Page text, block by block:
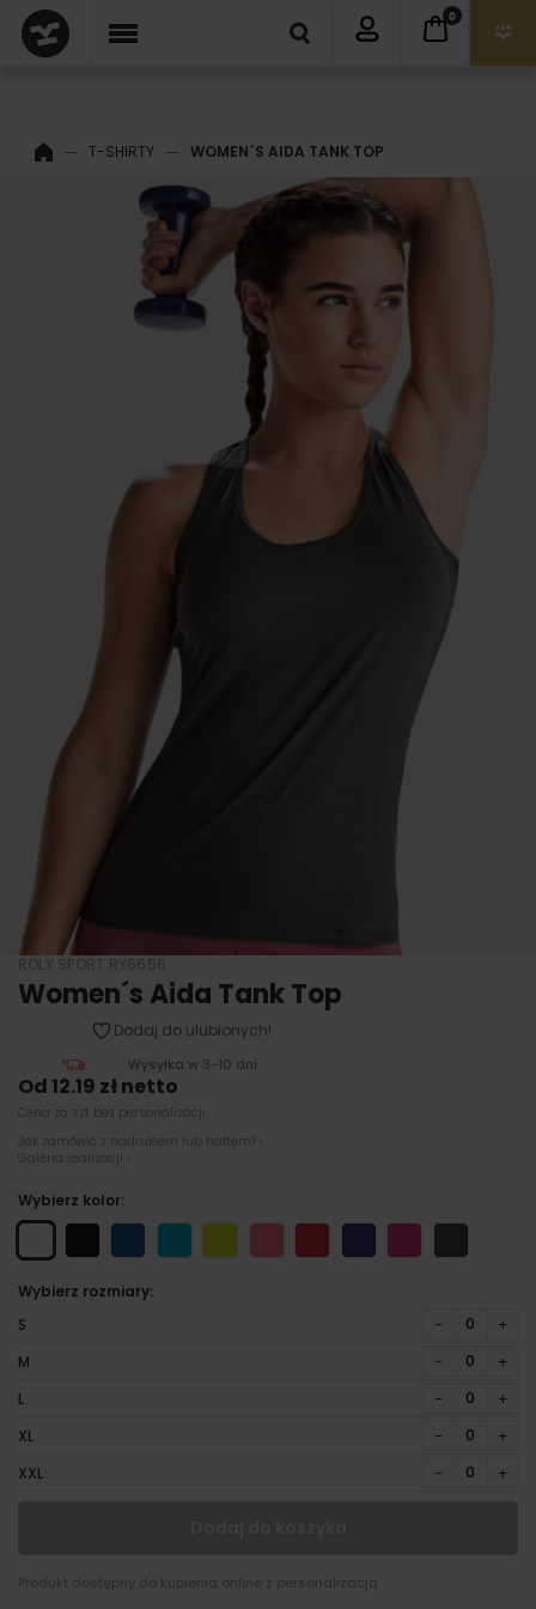
0
T-SHIRTY WOMEN´S AIDA TANK TOP
ROLY SPORT RY6656
Women´s Aida Tank Top
Dodaj do ulubionych!
Wysyłka w 3-10 dni
Od 12.19 zł netto
Cena za szt bez personalizacji
Jak zamówić z nadrukiem lub haftem? ›
Galeria realizacji ›
Wybierz kolor:
Wybierz rozmiary:
S
− +
M − +
L − +
XL − +
XXL − +
Produkt dostępny do kupienia online z personalizacją